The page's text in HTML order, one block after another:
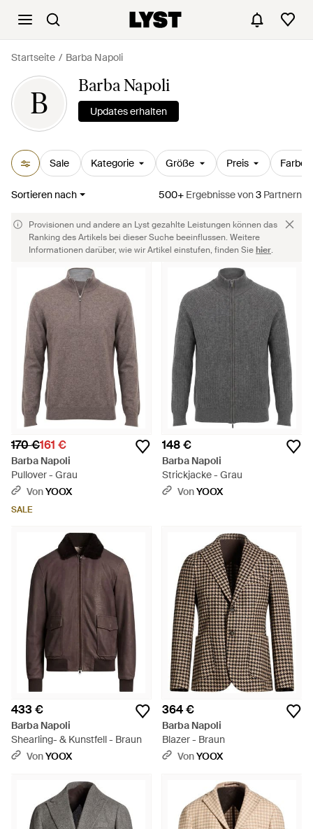
Startseite Barba Napoli
B
Barba Napoli
Updates erhalten
Sale Kategorie Größe Preis Farbe
Sortieren nach 500+ Ergebnissevon3 Partnern
Provisionen und andere an Lyst gezahlte Leistungen können das
Ranking des Artikels bei dieser Suche beeinflussen. Weitere
Informationen darüber, wie wir Artikel einstufen, finden Siehier.
170 €161 €
Barba Napoli
Pullover - Grau
VonYOOX
SALE
148 €
Barba Napoli
Strickjacke - Grau
VonYOOX
433 €
Barba Napoli
Shearling- & Kunstfell - Braun
VonYOOX
364 €
Barba Napoli
Blazer - Braun
VonYOOX